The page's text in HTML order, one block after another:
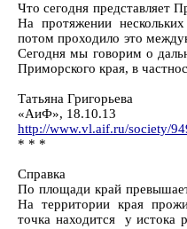
Что сегодня представляет
На протяжении
потом проходило это
Сегодня мы говорим о
Приморского края, в
Татьяна Григорьева
«АиФ», 18.10.13
http://www.vl.aif.ru/society/
* * *
Справка
По площади край
На территории края
точка находится у истока